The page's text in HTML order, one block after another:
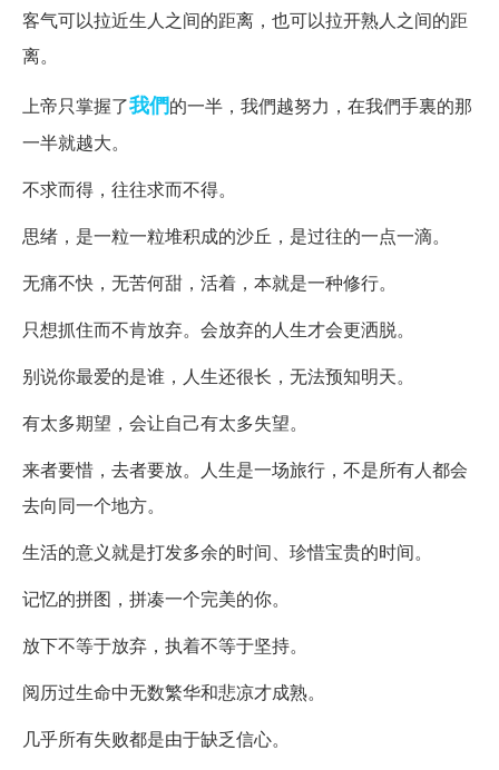
客气可以拉近生人之间的距离，也可以拉开熟人之间的距
离。
上帝只掌握了我們的一半，我們越努力，在我們手裏的那
一半就越大。
不求而得，往往求而不得。
思绪，是一粒一粒堆积成的沙丘，是过往的一点一滴。
无痛不快，无苦何甜，活着，本就是一种修行。
只想抓住而不肯放弃。会放弃的人生才会更洒脱。
别说你最爱的是谁，人生还很长，无法预知明天。
有太多期望，会让自己有太多失望。
来者要惜，去者要放。人生是一场旅行，不是所有人都会
去向同一个地方。
生活的意义就是打发多余的时间、珍惜宝贵的时间。
记忆的拼图，拼凑一个完美的你。
放下不等于放弃，执着不等于坚持。
阅历过生命中无数繁华和悲凉才成熟。
几乎所有失败都是由于缺乏信心。